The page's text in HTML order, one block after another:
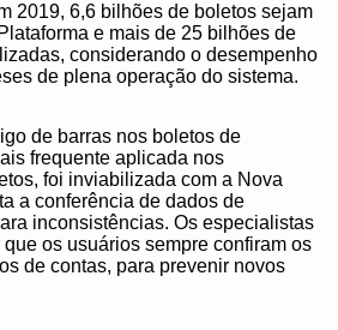
2019, 6,6 bilhões de boletos sejam
e mais de 25 bilhões de
considerando o desempenho
de plena operação do sistema.
de barras nos boletos de
frequente aplicada nos
foi inviabilizada com a Nova
a conferência de dados de
inconsistências. Os especialistas
os usuários sempre confiram os
de contas, para prevenir novos